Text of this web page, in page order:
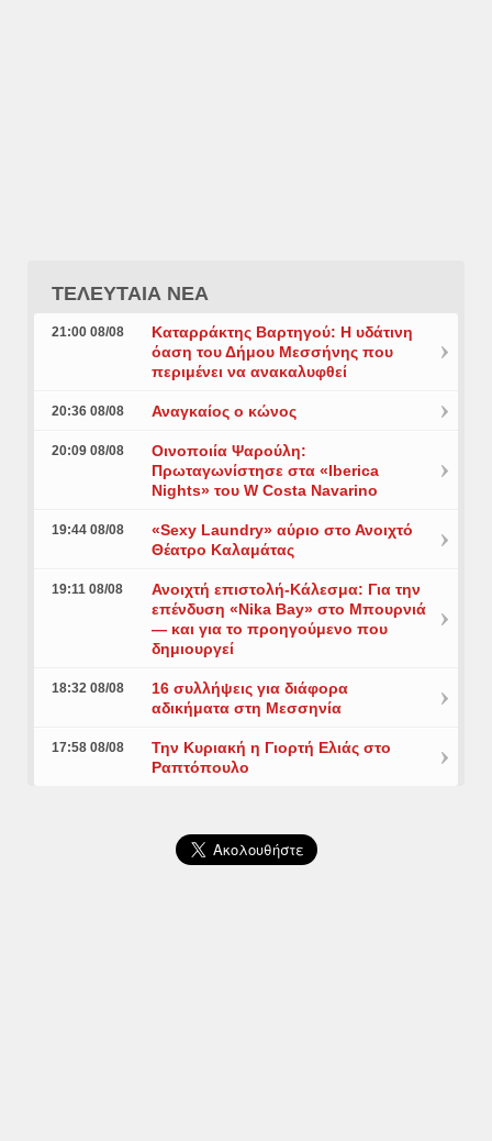
ΤΕΛΕΥΤΑΙΑ ΝΕΑ
21:00 08/08
Καταρράκτης Βαρτηγού: Η υδάτινη
όαση του Δήμου Μεσσήνης που
περιμένει να ανακαλυφθεί
20:36 08/08 Αναγκαίος ο κώνος
20:09 08/08
Οινοποιία Ψαρούλη:
Πρωταγωνίστησε στα «Iberica
Nights» του W Costa Navarino
19:44 08/08
«Sexy Laundry» αύριο στο Ανοιχτό
Θέατρο Καλαμάτας
19:11 08/08
Ανοιχτή επιστολή-Κάλεσμα: Για την
επένδυση «Nika Bay» στο Μπουρνιά
— και για το προηγούμενο που
δημιουργεί
18:32 08/08
16 συλλήψεις για διάφορα
αδικήματα στη Μεσσηνία
17:58 08/08
Την Κυριακή η Γιορτή Ελιάς στο
Ραπτόπουλο